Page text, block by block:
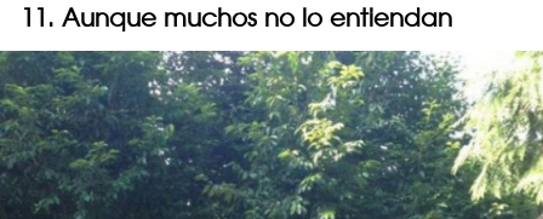
11. Aunque muchos no lo entiendan